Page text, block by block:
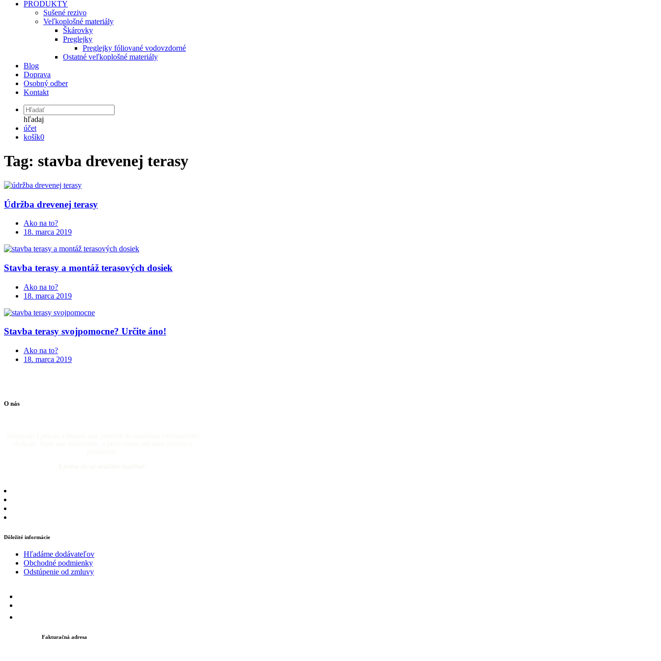
PRODUKTY
Sušené rezivo
Veľkoplošné materiály
Škárovky
Preglejky
Preglejky fóliované vodovzdorné
Ostatné veľkoplošné materiály
Blog
Doprava
Osobný odber
Kontakt
hľadaj
účet
košík0
Tag: stavba drevenej terasy
Údržba drevenej terasy
Ako na to?
18. marca 2019
Stavba terasy a montáž terasových dosiek
Ako na to?
18. marca 2019
Stavba terasy svojpomocne? Určite áno!
Ako na to?
18. marca 2019
O nás
Dôležité informácie
Hľadáme dodávateľov
Obchodné podmienky
Odstúpenie od zmluvy
Fakturačná adresa